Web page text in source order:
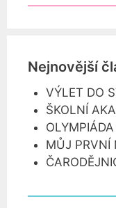
Nejnovější
VÝLET DO
ŠKOLNÍ
MŮJ